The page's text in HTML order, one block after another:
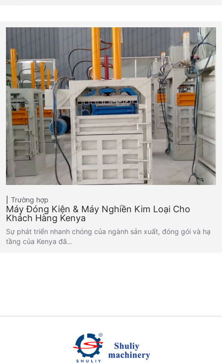
Trường hợp
Máy Đóng Kiện & Máy Nghiền Kim Loại Cho
Khách Hàng Kenya
Sự phát triển nhanh chóng của ngành sản xuất, đóng gói và hạ
tầng của Kenya đã…